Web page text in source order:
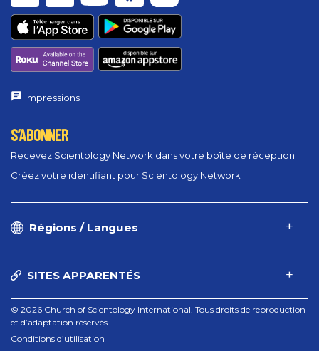
Impressions
S’ABONNER
Recevez Scientology Network dans votre boîte de réception
Créez votre identifiant pour Scientology Network
Régions / Langues
SITES APPARENTÉS
© 2026 Church of Scientology International. Tous droits de reproduction
et d’adaptation réservés.
Conditions d’utilisation